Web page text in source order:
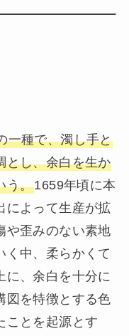
一種で、濁し手と
とし、余白を生か
う。1659年頃に本
によって生産が拡
や歪みのない素地
く中、柔らかくて
に、余白を十分に
図を特徴とする色
ことを起源とす